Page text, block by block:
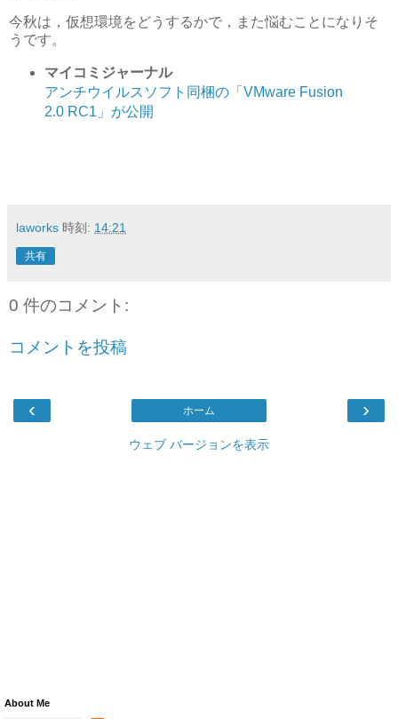
今秋は，仮想環境をどうするかで，また悩むことになりそ
うです。
マイコミジャーナル
アンチウイルスソフト同梱の「VMware Fusion
2.0 RC1」が公開
laworks 時刻: 14:21
共有
0 件のコメント:
コメントを投稿
‹ ›
ホーム
ウェブ バージョンを表示
About Me